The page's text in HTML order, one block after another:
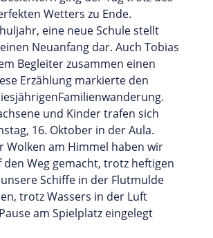
Wetters zu Ende.
eine neue Schule stellt
Neuanfang dar. Auch Tobias
Begleiter zusammen einen
Erzählung markierte den
und Kinder trafen sich
16. Oktober in der Aula.
Wolken am Himmel haben wir
den Weg gemacht, trotz heftigen
Schiffe in der Flutmulde
trotz Wassers in der Luft
am Spielplatz eingelegt